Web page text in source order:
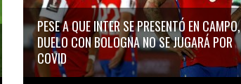
PESE A QUE INTER SE PRESENTÓ EN CAMPO,
DUELO CON BOLOGNA NO SE JUGARÁ POR
COVID